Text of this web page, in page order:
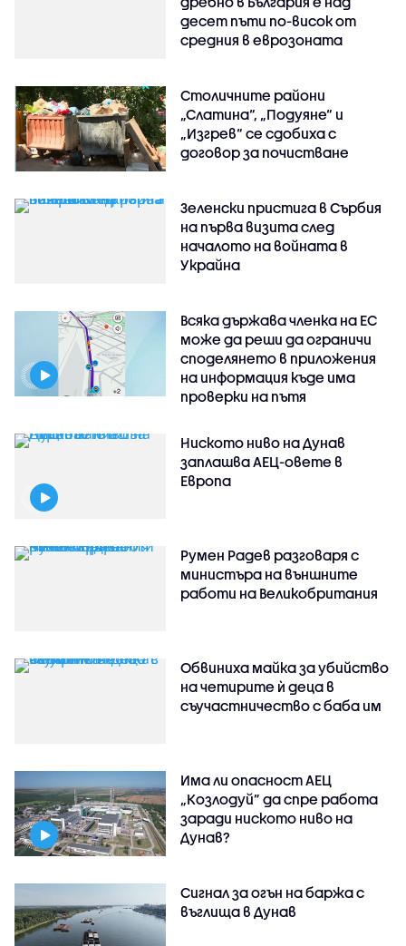
десет пъти по-висок от
средния в еврозоната
Столичните райони
„Слатина“, „Подуяне“ и
„Изгрев“ се сдобиха с
договор за почистване
Зеленски пристига в Сърбия
на първа визита след
началото на войната в
Украйна
Всяка държава членка на ЕС
може да реши да ограничи
споделянето в приложения
на информация къде има
проверки на пътя
Ниското ниво на Дунав
заплашва АЕЦ-овете в
Европа
Румен Радев разговаря с
министъра на външните
работи на Великобритания
Обвиниха майка за убийство
на четирите ѝ деца в
съучастничество с баба им
Има ли опасност АЕЦ
„Козлодуй” да спре работа
заради ниското ниво на
Дунав?
Сигнал за огън на баржа с
въглища в Дунав